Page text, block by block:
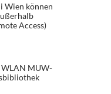
Wien können
Access)
MUW-